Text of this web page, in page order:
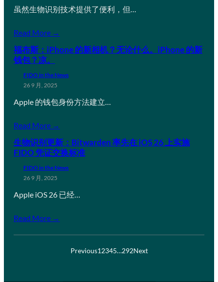
虽然生物识别技术提供了便利，但…
Read More →
福布斯：iPhone 的新相机？无论什么。iPhone 的新
钱包？凉。
FIDO in the News
26 9 月, 2025
Apple 的钱包身份方法建立…
Read More →
生物识别更新：Bitwarden 率先在 iOS 26 上实施
FIDO 凭证交换标准
FIDO in the News
26 9 月, 2025
Apple iOS 26 已经…
Read More →
Previous12345…292Next